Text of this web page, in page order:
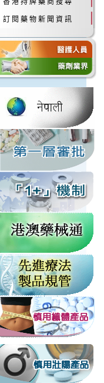
香 港 持 牌 藥 商 搜 尋
訂 閱 藥 物 新 聞 資 訊